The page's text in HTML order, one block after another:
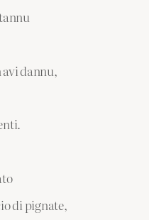
avi dannu,
di pignate,